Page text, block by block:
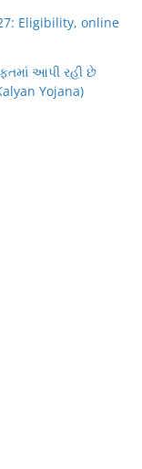
Eligibility, online
આપી રહી છે
Yojana)